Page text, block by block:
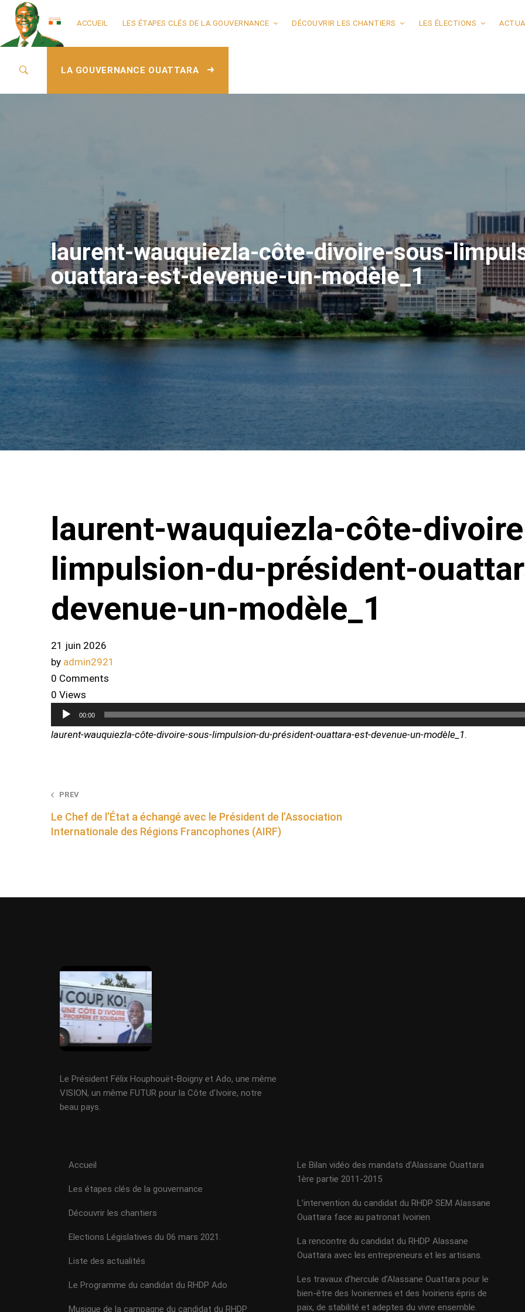
ACCUEIL LES ÉTAPES CLÉS DE LA GOUVERNANCE DÉCOUVRIR LES CHANTIERS LES ÉLECTIONS
LA GOUVERNANCE OUATTARA
laurent-wauquiezla-côte-divoire-sous-
ouattara-est-devenue-un-modèle_1
laurent-wauquiezla-côte-
limpulsion-du-président-
devenue-un-modèle_1
21 juin 2026
by admin2921
0 Comments
0 Views
Lecteur
audio
00:00
laurent-wauquiezla-côte-divoire-sous-limpulsion-du-président-ouattara-est-devenue-un-modèle_1.
Post
navigation
PREV
Le Chef de l’État a échangé avec le Président de l’Association
Internationale des Régions Francophones (AIRF)
Le Président Félix Houphouët-Boigny et Ado, une même
VISION, un même FUTUR pour la Côte d'Ivoire, notre
beau pays.
Accueil
Les étapes clés de la gouvernance
Découvrir les chantiers
Elections Législatives du 06 mars 2021.
Liste des actualités
Le Programme du candidat du RHDP Ado
Musique de la campagne du candidat du RHDP
Le Bilan vidéo des mandats d’Alassane Ouattara
1ère partie 2011-2015
L’intervention du candidat du RHDP SEM Alassane
Ouattara face au patronat Ivoirien
La rencontre du candidat du RHDP Alassane
Ouattara avec les entrepreneurs et les artisans.
Les travaux d’hercule d’Alassane Ouattara pour le
bien-être des Ivoiriennes et des Ivoiriens épris de
paix, de stabilité et adeptes du vivre ensemble.